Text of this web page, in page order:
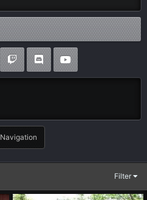
Navigation
Filter